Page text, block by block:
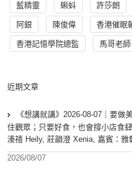
藍精靈 蝌蚪 許莎朗
阿銀 陳俊偉 香港催眠
香港記憶學院總監 馬哥老師
近期文章
《想講就講》2026-08-07｜要
住觀眾；只要好食，也會撐小店食
溱禧 Heily, 莊韻澄 Xenia, 嘉賓：雅
2026/08/07